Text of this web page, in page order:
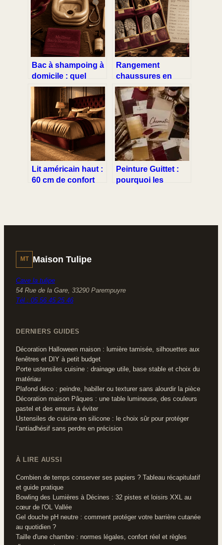
Bac à shampoing à
domicile : quel
modèle choisir
pour allier confort,
étanchéité et
mobilité ?
Rangement
chaussures en
camping-car : 10
poches et 5
fixations pour
libérer votre espace
de vie
Lit américain haut :
60 cm de confort
Peinture Guittet :
pourquoi les
depuis 1864
MT Maison Tulipe
Cave la tulipe
54 Rue de la Gare, 33290 Parempuyre
Tél : 05 56 45 25 46
DERNIERS GUIDES
Décoration Halloween maison : lumière tamisée, silhouettes aux
fenêtres et DIY à petit budget
Porte ustensiles cuisine : drainage utile, base stable et choix du
matériau
Plafond déco : peindre, habiller ou texturer sans alourdir la pièce
Décoration maison Pâques : une table lumineuse, des couleurs
pastel et des erreurs à éviter
Ustensiles de cuisine en silicone : le choix sûr pour protéger
l’antiadhésif sans perdre en précision
À LIRE AUSSI
Combien de temps conserver ses papiers ? Tableau récapitulatif
et guide pratique
Bowling des Lumières à Décines : 32 pistes et loisirs XXL au
cœur de l'OL Vallée
Gel douche pH neutre : comment protéger votre barrière cutanée
au quotidien ?
Taille d'une chambre : normes légales, confort réel et règles